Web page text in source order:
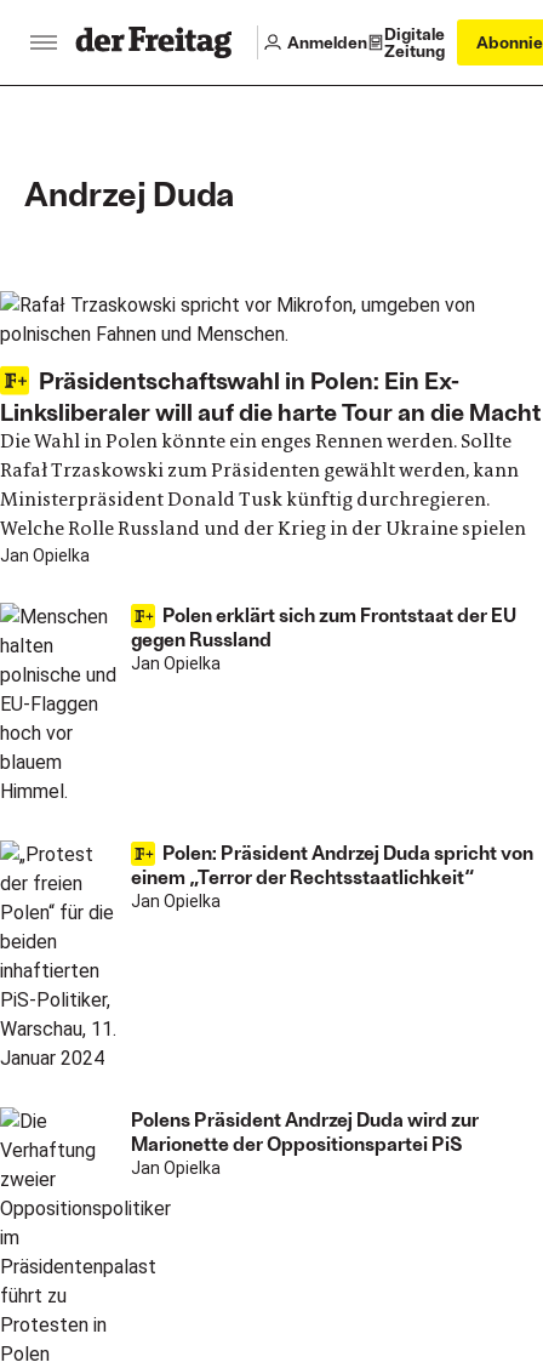
Anmelden
Digitale
Zeitung
Andrzej Duda
Main articles
Präsidentschaftswahl in Polen: Ein Ex-
Linksliberaler will auf die harte Tour an die Macht
Die Wahl in Polen könnte ein enges Rennen werden. Sollte
Rafał Trzaskowski zum Präsidenten gewählt werden, kann
Ministerpräsident Donald Tusk künftig durchregieren.
Welche Rolle Russland und der Krieg in der Ukraine spielen
Jan Opielka
Polen erklärt sich zum Frontstaat der EU
gegen Russland
Jan Opielka
Polen: Präsident Andrzej Duda spricht von
einem „Terror der Rechtsstaatlichkeit“
Jan Opielka
Polens Präsident Andrzej Duda wird zur
Marionette der Oppositionspartei PiS
Jan Opielka